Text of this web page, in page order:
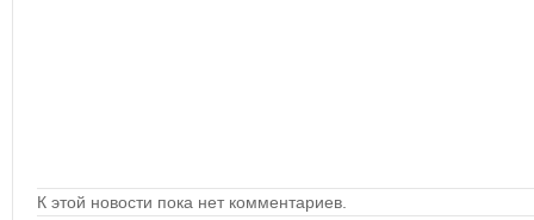
К этой новости пока нет комментариев.